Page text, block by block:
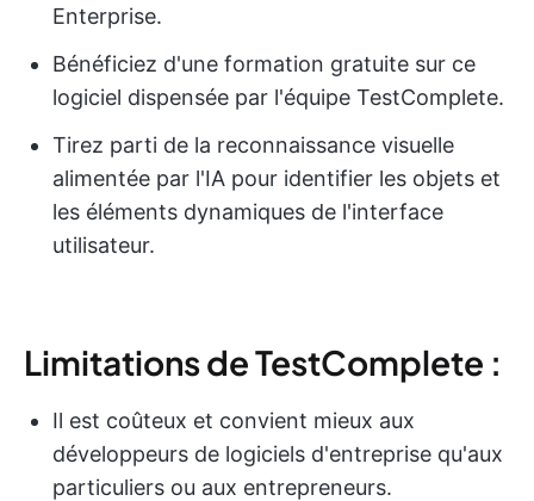
Enterprise.
Bénéficiez d'une formation gratuite sur ce
logiciel dispensée par l'équipe TestComplete.
Tirez parti de la reconnaissance visuelle
alimentée par l'IA pour identifier les objets et
les éléments dynamiques de l'interface
utilisateur.
Limitations de TestComplete :
Il est coûteux et convient mieux aux
développeurs de logiciels d'entreprise qu'aux
particuliers ou aux entrepreneurs.